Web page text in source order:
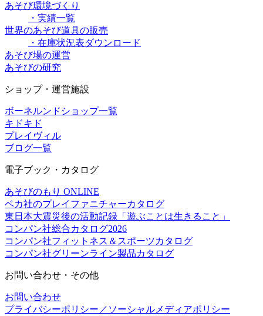
あそび環境づくり
・実績一覧
世界のあそび道具の販売
・在庫状況表ダウンロード
あそび場の運営
あそびの研究
ショップ・運営施設
ボーネルンドショップ一覧
キドキド
プレイヴィル
ブログ一覧
電子ブック・カタログ
あそびのもり ONLINE
ベカ社のプレイファニチャーカタログ
東日本大震災後の活動記録「遊ぶことは生きること」
コンパン社総合カタログ2026
コンパン社フィットネス＆スポーツカタログ
コンパン社グリーンライン製品カタログ
お問い合わせ・その他
お問い合わせ
プライバシーポリシー／ソーシャルメディアポリシー